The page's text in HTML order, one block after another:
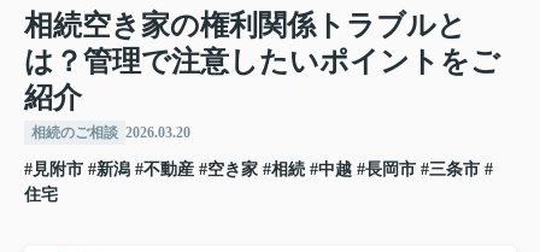
相続空き家の権利関係トラブルと
は？管理で注意したいポイントをご
紹介
相続のご相談 2026.03.20
#見附市 #新潟 #不動産 #空き家 #相続 #中越 #長岡市 #三条市 #
住宅